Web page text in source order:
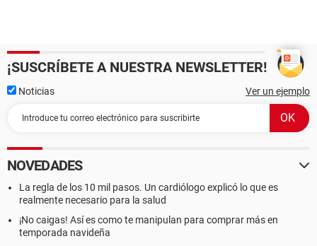
¡SUSCRÍBETE A NUESTRA NEWSLETTER!
Noticias Ver un ejemplo
NOVEDADES
La regla de los 10 mil pasos. Un cardiólogo explicó lo que es
realmente necesario para la salud
¡No caigas! Así es como te manipulan para comprar más en
temporada navideña